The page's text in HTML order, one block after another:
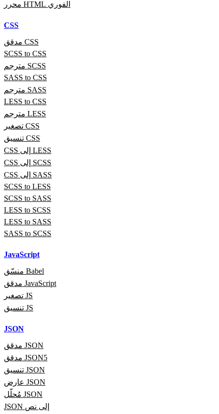
محرر HTML الفوري
CSS
مدقق CSS
SCSS to CSS
مترجم SCSS
SASS to CSS
مترجم SASS
LESS to CSS
مترجم LESS
تصغير CSS
تنسيق CSS
CSS إلى LESS
CSS إلى SCSS
CSS إلى SASS
SCSS to LESS
SCSS to SASS
LESS to SCSS
LESS to SASS
SASS to SCSS
JavaScript
منسّق Babel
مدقق JavaScript
تصغير JS
تنسيق JS
JSON
مدقق JSON
مدقق JSON5
تنسيق JSON
عارض JSON
مُحلّل JSON
JSON إلى نص